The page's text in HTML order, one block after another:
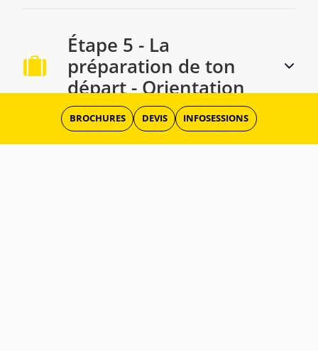
Étape 5 - La
préparation de ton
départ - Orientation
BROCHURES DEVIS INFOSESSIONS